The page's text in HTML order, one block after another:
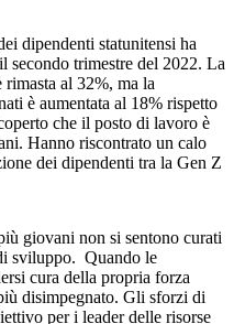
dipendenti statunitensi ha
secondo trimestre del 2022. La
al 32%, ma la
è aumentata al 18% rispetto
che il posto di lavoro è
Hanno riscontrato un calo
dei dipendenti tra la Gen Z
giovani non si sentono curati
sviluppo. Quando le
cura della propria forza
disimpegnato. Gli sforzi di
per i leader delle risorse